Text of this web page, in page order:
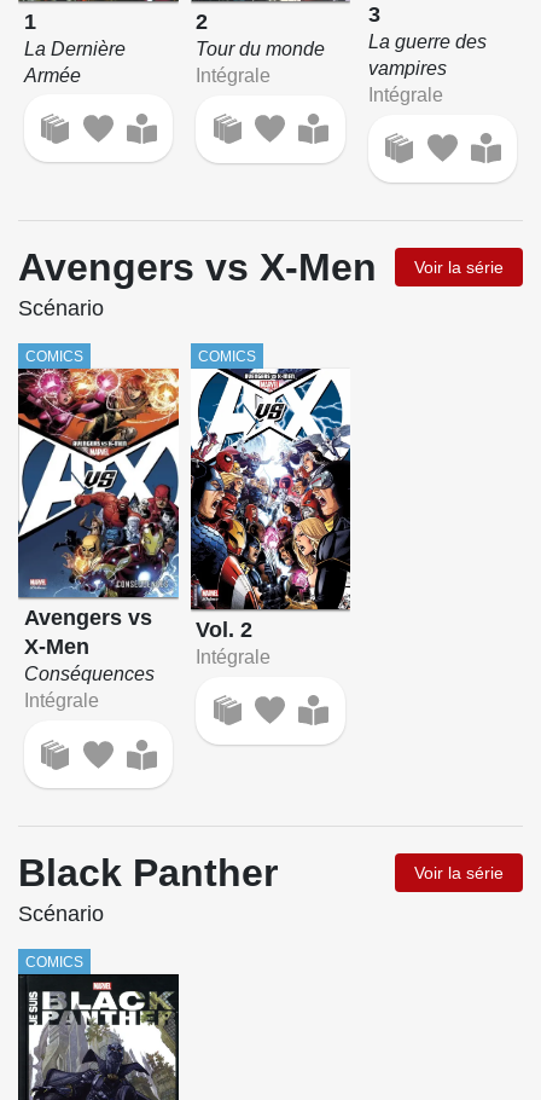
1
La Dernière
Armée
2
Tour du monde
Intégrale
3
La guerre des
vampires
Intégrale
Avengers vs X-Men Voir la série
Scénario
COMICS
Avengers vs
X-Men
Conséquences
Intégrale
COMICS
Vol. 2
Intégrale
Black Panther Voir la série
Scénario
COMICS